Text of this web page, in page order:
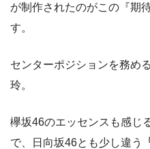
が制作されたのがこの『期
す。
センターポジションを務め
玲。
欅坂46のエッセンスも感じ
で、日向坂46とも少し違う